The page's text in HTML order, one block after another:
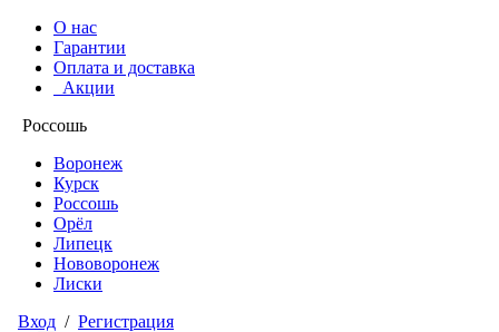
О нас
Гарантии
Оплата и доставка
Акции
Россошь
Воронеж
Курск
Россошь
Орёл
Липецк
Нововоронеж
Лиски
Вход / Регистрация